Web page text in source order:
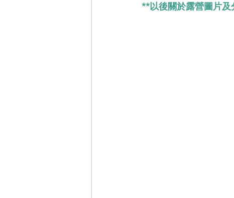
**以後關於露營圖片及